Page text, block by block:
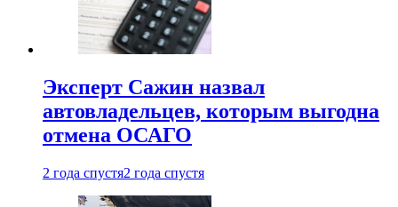
Эксперт Сажин назвал
автовладельцев, которым выгодна
отмена ОСАГО
2 года спустя2 года спустя